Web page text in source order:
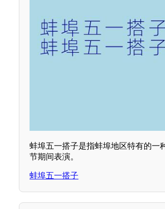
蚌埠五一搭子是指蚌埠地区特有的一
节期间表演。
蚌埠五一搭子